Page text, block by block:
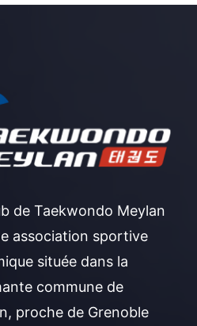
de Taekwondo Meylan
association sportive
située dans la
commune de
proche de Grenoble